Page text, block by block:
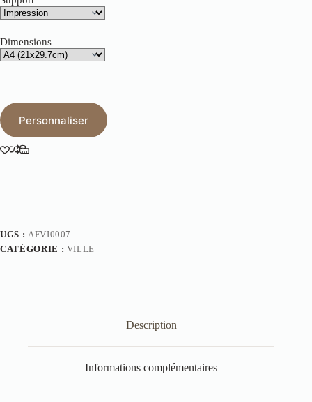
Dimensions
Personnaliser
UGS : AFVI0007
CATÉGORIE : VILLE
Description
Informations complémentaires